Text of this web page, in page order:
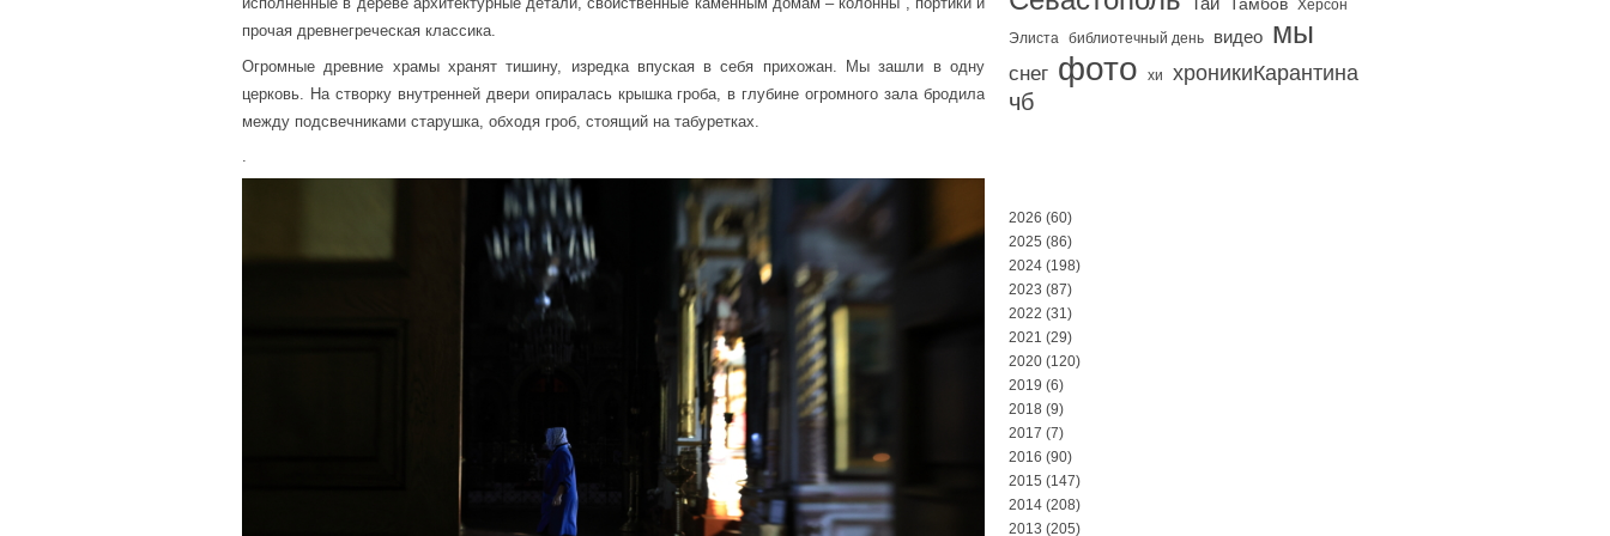
прочая древнегреческая классика.
Огромные древние храмы хранят тишину, изредка впуская в себя прихожан. Мы зашли в одну
церковь. На створку внутренней двери опиралась крышка гроба, в глубине огромного зала бродила
между подсвечниками старушка, обходя гроб, стоящий на табуретках.
.
Херсон
Элиста библиотечный день видео мы
снег фото хи хроникиКарантина
чб
2026 (60)
2025 (86)
2024 (198)
2023 (87)
2022 (31)
2021 (29)
2020 (120)
2019 (6)
2018 (9)
2017 (7)
2016 (90)
2015 (147)
2014 (208)
2013 (205)